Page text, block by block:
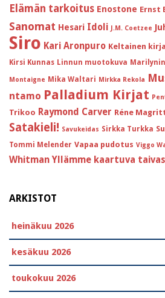
Elämän tarkoitus Enostone Ernst
Sanomat Hesari Idoli J.M. Coetzee
Siro Kari Aronpuro Keltainen
Kirsi Kunnas Linnun muotokuva
Montaigne Mika Waltari Mirkka Rekola
ntamo Palladium Kirjat
Trikoo Raymond Carver Réne
Satakieli! Savukeidas Sirkka Turkka
Tommi Melender Vapaa pudotus Viggo
Whitman Yllämme kaartuva taivas
ARKISTOT
heinäkuu 2026
kesäkuu 2026
toukokuu 2026